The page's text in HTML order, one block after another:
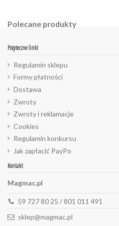
Polecane produkty
Pożyteczne linki
Regulamin sklepu
Formy płatności
Dostawa
Zwroty
Zwroty i reklamacje
Cookies
Regulamin konkursu
Jak zapłacić PayPo
Kontakt
Magmac.pl
59 727 80 25 / 801 011 491
sklep@magmac.pl